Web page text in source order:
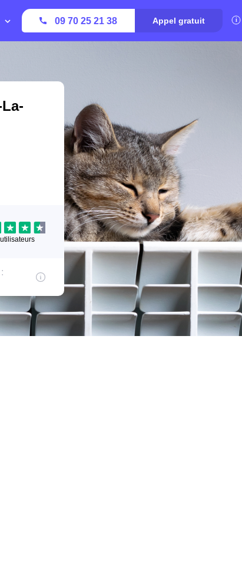
09 70 25 21 38 Appel gratuit